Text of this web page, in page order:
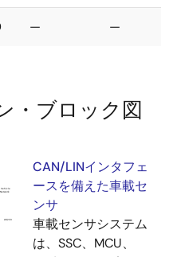
— —
・ブロック図
CAN/LINインタフェ
ースを備えた車載セ
ンサ
車載センサシステム
は、SSC、MCU、